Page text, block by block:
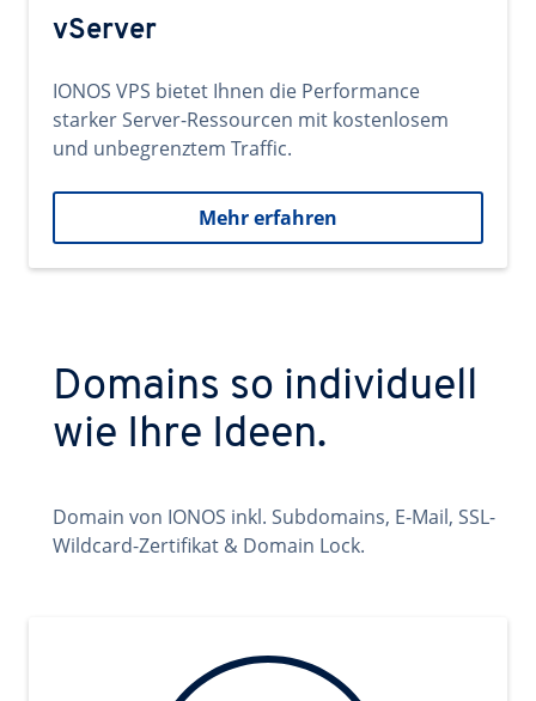
vServer
IONOS VPS bietet Ihnen die Performance
starker Server-Ressourcen mit kostenlosem
und unbegrenztem Traffic.
Mehr erfahren
Domains so individuell
wie Ihre Ideen.
Domain von IONOS inkl. Subdomains, E-Mail, SSL-
Wildcard-Zertifikat & Domain Lock.